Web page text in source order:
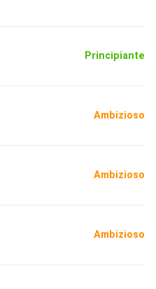
Principiante
Ambizioso
Ambizioso
Ambizioso